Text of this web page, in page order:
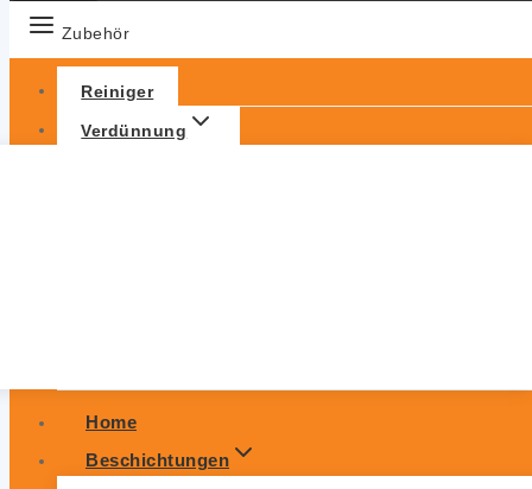
Zubehör
Reiniger
Verdünnung
Home
Beschichtungen